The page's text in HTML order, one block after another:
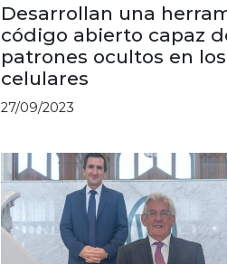
Desarrollan una
código abierto capaz
patrones ocultos en
celulares
27/09/2023